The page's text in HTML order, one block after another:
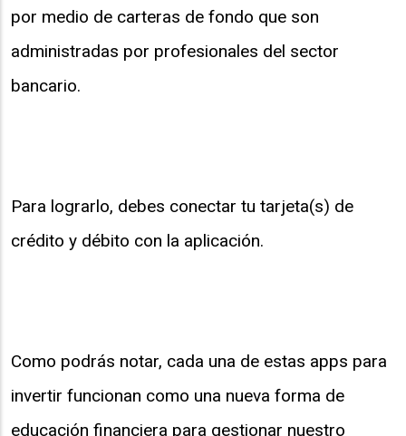
por medio de carteras de fondo que son
administradas por profesionales del sector
bancario.
Para lograrlo, debes conectar tu tarjeta(s) de
crédito y débito con la aplicación.
Como podrás notar, cada una de estas apps para
invertir funcionan como una nueva forma de
educación financiera para gestionar nuestro